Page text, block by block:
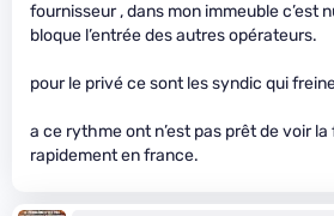
fournisseur , dans mon immeuble c’est
bloque l’entrée des autres opérateurs.
pour le privé ce sont les syndic qui
a ce rythme ont n’est pas prêt de voir
rapidement en france.